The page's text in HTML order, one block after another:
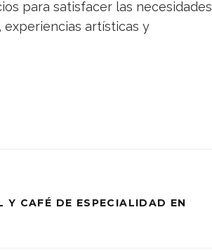
para satisfacer las necesidades
experiencias artísticas y
Y CAFÉ DE ESPECIALIDAD EN